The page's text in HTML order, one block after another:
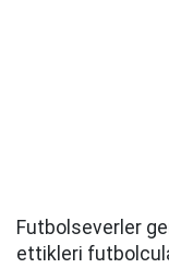
Futbolseverler
ettikleri